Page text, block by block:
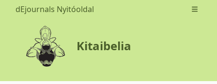
dEjournals Nyitóoldal Open
Kitaibelia